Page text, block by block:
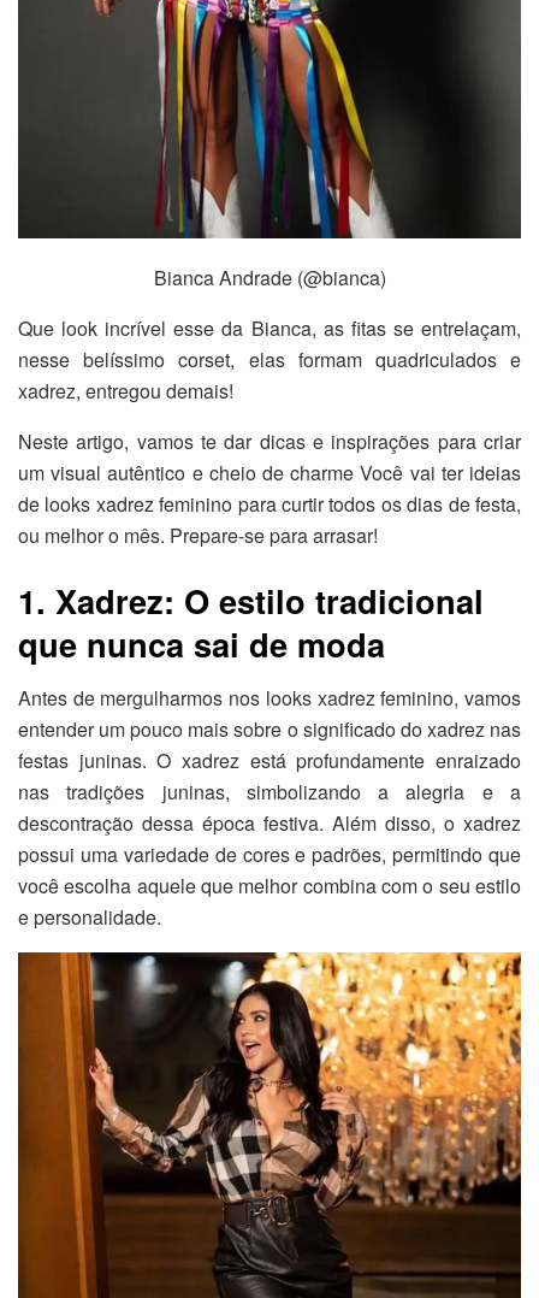
Bianca Andrade (@bianca)
Que look incrível esse da Bianca, as fitas se entrelaçam,
nesse belíssimo corset, elas formam quadriculados e
xadrez, entregou demais!
Neste artigo, vamos te dar dicas e inspirações para criar
um visual autêntico e cheio de charme Você vai ter ideias
de looks xadrez feminino para curtir todos os dias de festa,
ou melhor o mês. Prepare-se para arrasar!
1. Xadrez: O estilo tradicional
que nunca sai de moda
Antes de mergulharmos nos looks xadrez feminino, vamos
entender um pouco mais sobre o significado do xadrez nas
festas juninas. O xadrez está profundamente enraizado
nas tradições juninas, simbolizando a alegria e a
descontração dessa época festiva. Além disso, o xadrez
possui uma variedade de cores e padrões, permitindo que
você escolha aquele que melhor combina com o seu estilo
e personalidade.